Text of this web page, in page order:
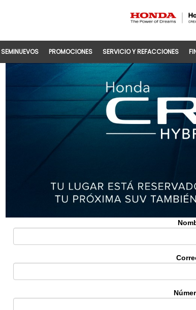
SEMINUEVOS PROMOCIONES SERVICIO Y REFACCIONES